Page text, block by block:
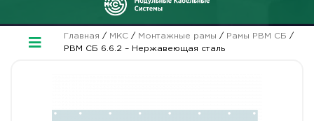
Главная / МКС/ Монтажные рамы / Рамы РВМ СБ /
РВМ СБ 6.6.2 – Нержавеющая сталь